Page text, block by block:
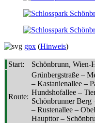
gpx (Hinweis)
Start: Schönbrunn, Wien-
Route:
Grünbergstraße –
– Kastanienallee –
Hundshofallee –
Schönbrunner Berg
– Rustenallee –
Haupttor –